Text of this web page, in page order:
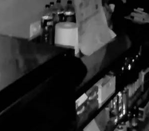
Cuarto Milenio
18 ENE 2026 - 21:45h.
El inexplicable vídeo de una
El impactante vídeo del cielo
explicación científica"